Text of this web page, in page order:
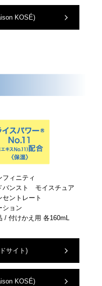
KOSÉ)
フィニティ
バンスト モイスチュア
セントレート
ション
/ 付けかえ用 各160mL
サイト)
KOSÉ)